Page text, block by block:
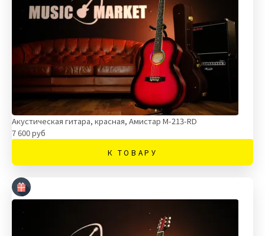
Акустическая гитара, красная, Амистар M-213-RD
7 600 руб
К ТОВАРУ